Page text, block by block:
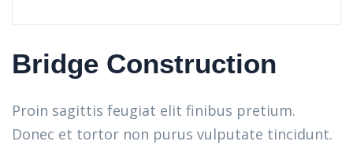
Bridge Construction
Proin sagittis feugiat elit finibus pretium.
Donec et tortor non purus vulputate tincidunt.